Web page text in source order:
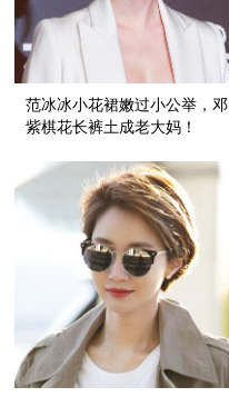
范冰冰小花裙嫩过小公举，邓
紫棋花长裤土成老大妈！